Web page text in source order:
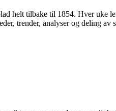
helt tilbake til 1854. Hver uke
trender, analyser og deling av